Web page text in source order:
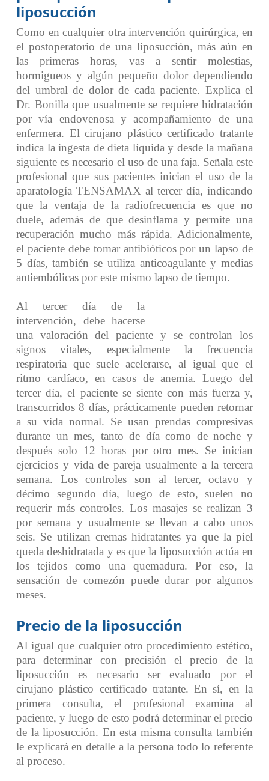
liposucción
Como en cualquier otra intervención quirúrgica, en
el postoperatorio de una liposucción, más aún en
las primeras horas, vas a sentir molestias,
hormigueos y algún pequeño dolor dependiendo
del umbral de dolor de cada paciente. Explica el
Dr. Bonilla que usualmente se requiere hidratación
por vía endovenosa y acompañamiento de una
enfermera. El cirujano plástico certificado tratante
indica la ingesta de dieta líquida y desde la mañana
siguiente es necesario el uso de una faja. Señala este
profesional que sus pacientes inician el uso de la
aparatología TENSAMAX al tercer día, indicando
que la ventaja de la radiofrecuencia es que no
duele, además de que desinflama y permite una
recuperación mucho más rápida. Adicionalmente,
el paciente debe tomar antibióticos por un lapso de
5 días, también se utiliza anticoagulante y medias
antiembólicas por este mismo lapso de tiempo.
Al tercer día de la
intervención, debe hacerse
una valoración del paciente y se controlan los
signos vitales, especialmente la frecuencia
respiratoria que suele acelerarse, al igual que el
ritmo cardíaco, en casos de anemia. Luego del
tercer día, el paciente se siente con más fuerza y,
transcurridos 8 días, prácticamente pueden retornar
a su vida normal. Se usan prendas compresivas
durante un mes, tanto de día como de noche y
después solo 12 horas por otro mes. Se inician
ejercicios y vida de pareja usualmente a la tercera
semana. Los controles son al tercer, octavo y
décimo segundo día, luego de esto, suelen no
requerir más controles.Los masajes se realizan 3
por semana y usualmente se llevan a cabo unos
seis. Se utilizan cremas hidratantes ya que la piel
queda deshidratada y es que la liposucción actúa en
los tejidos como una quemadura. Por eso, la
sensación de comezón puede durar por algunos
meses.
Precio de la liposucción
Al igual que cualquier otro procedimiento estético,
para determinar con precisión el precio de la
liposucción es necesario ser evaluado por el
cirujano plástico certificado tratante. En sí, en la
primera consulta, el profesional examina al
paciente, y luego de esto podrá determinar el precio
de la liposucción. En esta misma consulta también
le explicará en detalle a la persona todo lo referente
al proceso.